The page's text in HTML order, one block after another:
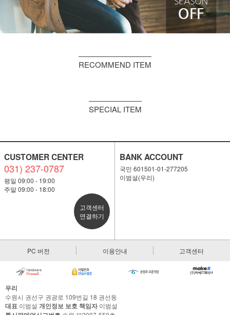
RECOMMEND ITEM
SPECIAL ITEM
CUSTOMER CENTER
031) 237-0787
평일 09:00 - 19:00
주말 09:00 - 18:00
고객센터
연결하기
BANK ACCOUNT
국민 601501-01-277205
이범설(우리)
PC 버전 이용안내 고객센터
우리
수원시 권선구 권광로 109번길 18 권선동
대표 이범설 개인정보 보호 책임자이범설